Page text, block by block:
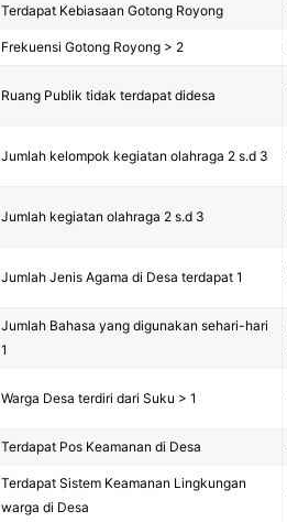
Terdapat Kebiasaan Gotong Royong
Frekuensi Gotong Royong > 2
Ruang Publik tidak terdapat didesa
Jumlah kelompok kegiatan olahraga 2 s.d 3
Jumlah kegiatan olahraga 2 s.d 3
Jumlah Jenis Agama di Desa terdapat 1
Jumlah Bahasa yang digunakan sehari-hari
1
Warga Desa terdiri dari Suku > 1
Terdapat Pos Keamanan di Desa
Terdapat Sistem Keamanan Lingkungan
warga di Desa